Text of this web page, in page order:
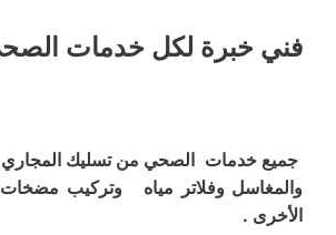
فني خبرة لكل خدمات
جميع خدمات الصحي من تسليك
والمغاسل وفلاتر مياه وتركيب
الأخرى .